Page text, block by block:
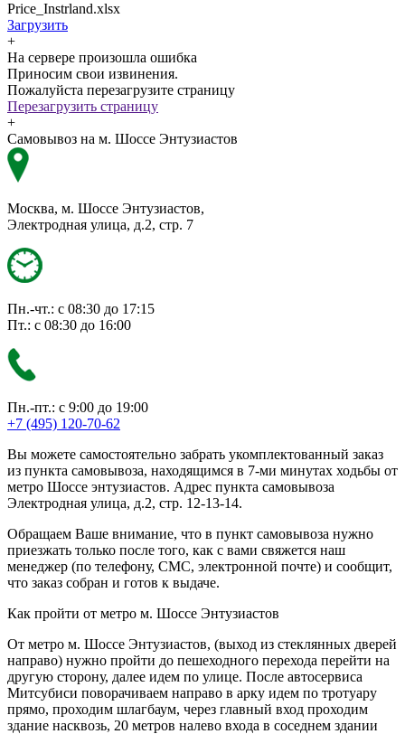
Price_Instrland.xlsx
Загрузить
+
На сервере произошла ошибка
Приносим свои извинения.
Пожалуйста перезагрузите страницу
Перезагрузить страницу
+
Самовывоз на м. Шоссе Энтузиастов
Москва, м. Шоссе Энтузиастов,
Электродная улица, д.2, стр. 7
Пн.-чт.: с 08:30 до 17:15
Пт.: с 08:30 до 16:00
Пн.-пт.: с 9:00 до 19:00
+7 (495) 120-70-62
Вы можете самостоятельно забрать укомплектованный заказ
из пункта самовывоза, находящимся в 7-ми минутах ходьбы от
метро Шоссе энтузиастов. Адрес пункта самовывоза
Электродная улица, д.2, стр. 12-13-14.
Обращаем Ваше внимание, что в пункт самовывоза нужно
приезжать только после того, как с вами свяжется наш
менеджер (по телефону, СМС, электронной почте) и сообщит,
что заказ собран и готов к выдаче.
Как пройти от метро м. Шоссе Энтузиастов
От метро м. Шоссе Энтузиастов, (выход из стеклянных дверей
направо) нужно пройти до пешеходного перехода перейти на
другую сторону, далее идем по улице. После автосервиса
Митсубиси поворачиваем направо в арку идем по тротуару
прямо, проходим шлагбаум, через главный вход проходим
здание насквозь, 20 метров налево входа в соседнем здании